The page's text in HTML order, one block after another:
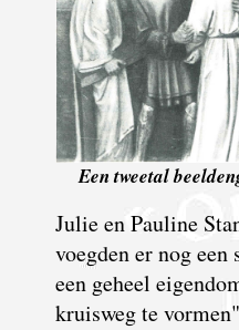
Een tweetal
Julie en Pauline
voegden er nog
een geheel
kruisweg te